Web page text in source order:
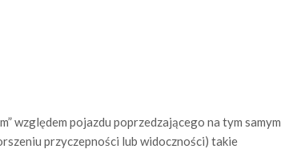
względem pojazdu poprzedzającego na tym samym
przyczepności lub widoczności) takie